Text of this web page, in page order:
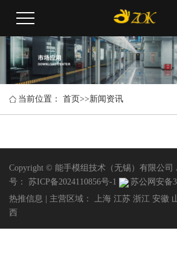
当前位置： 首页>>新闻资讯
Copyright © 能手模组技术（无锡）有限公司
号：
苏ICP备2024110856号-1
苏公网安备
热推信息 | 主营区域： 上海 江苏 浙江 安徽
西